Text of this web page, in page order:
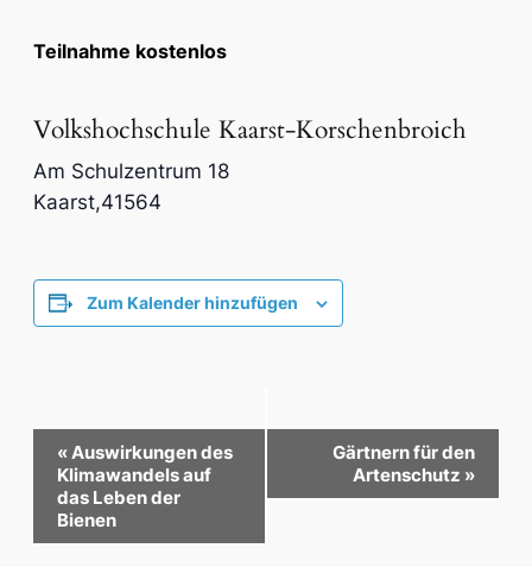
Teilnahme kostenlos
Volkshochschule Kaarst-Korschenbroich
Am Schulzentrum 18
Kaarst,41564
Zum Kalender hinzufügen
Veranstaltung-
Navigation
« Auswirkungen des
Klimawandels auf
das Leben der
Bienen
Gärtnern für den
Artenschutz »